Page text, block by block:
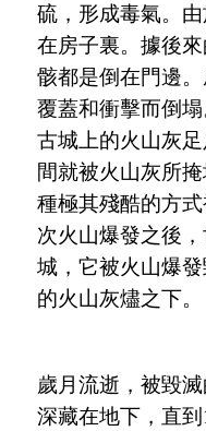
硫，形成毒氣。
在房子裏。據後
骸都是倒在門邊
覆蓋和衝擊而倒
古城上的火山灰
間就被火山灰所
種極其殘酷的方
次火山爆發之後
城，它被火山爆
的火山灰燼之下。
歲月流逝，被毀
深藏在地下，直到